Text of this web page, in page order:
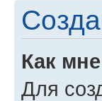
Как
Для